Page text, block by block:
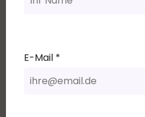
E-Mail *